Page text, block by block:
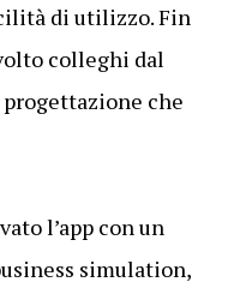
di utilizzo. Fin
colleghi dal
che
l’app con un
simulation,